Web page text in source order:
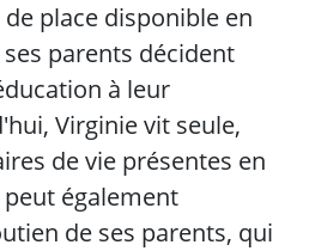
place disponible en
parents décident
à leur
Virginie vit seule,
de vie présentes en
également
de ses parents, qui